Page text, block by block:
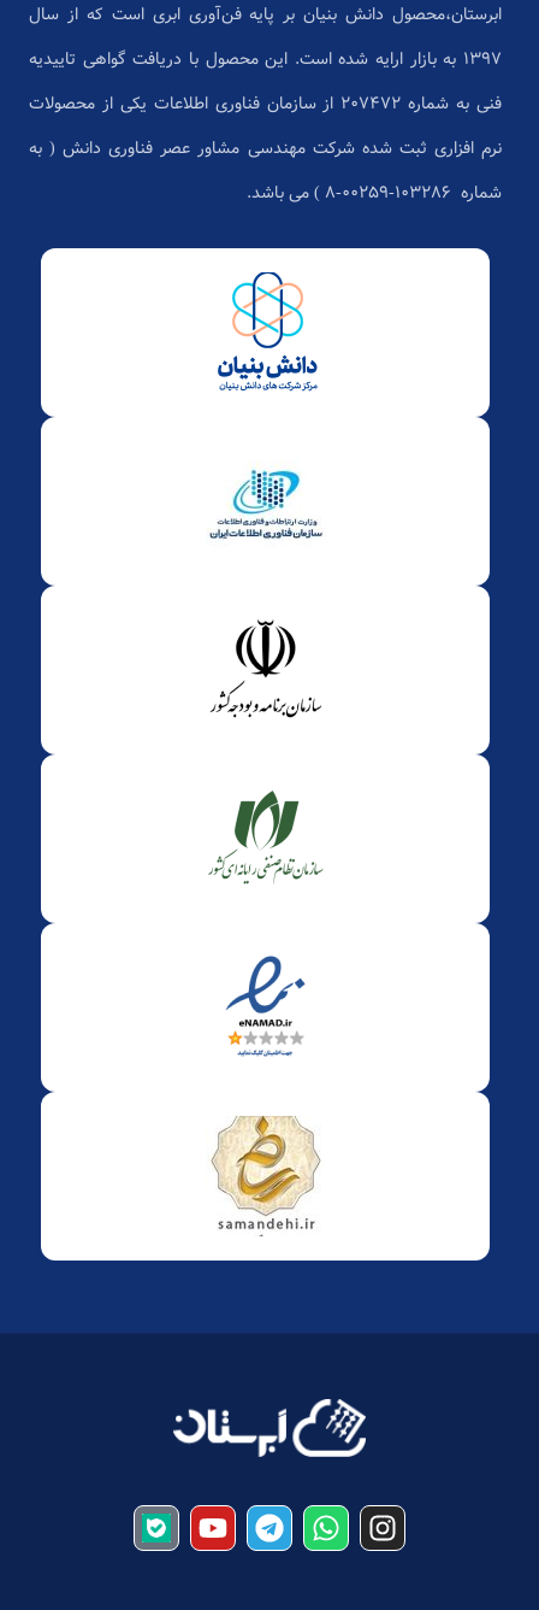
ابرستان،محصول دانش بنیان بر پایه فن‌آوری ابری است که از سال
1397 به بازار ارایه شده است. این محصول با دریافت گواهی تاییدیه
فنی به شماره 207472 از سازمان فناوری اطلاعات یکی از محصولات
نرم افزاری ثبت شده شرکت مهندسی مشاور عصر فناوری دانش ( به
شماره ۱۰۳۲۸۶-۰۰۲۵۹-۸ ) می باشد.